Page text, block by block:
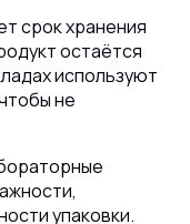
срок хранения
остаётся
используют
не
упаковки.